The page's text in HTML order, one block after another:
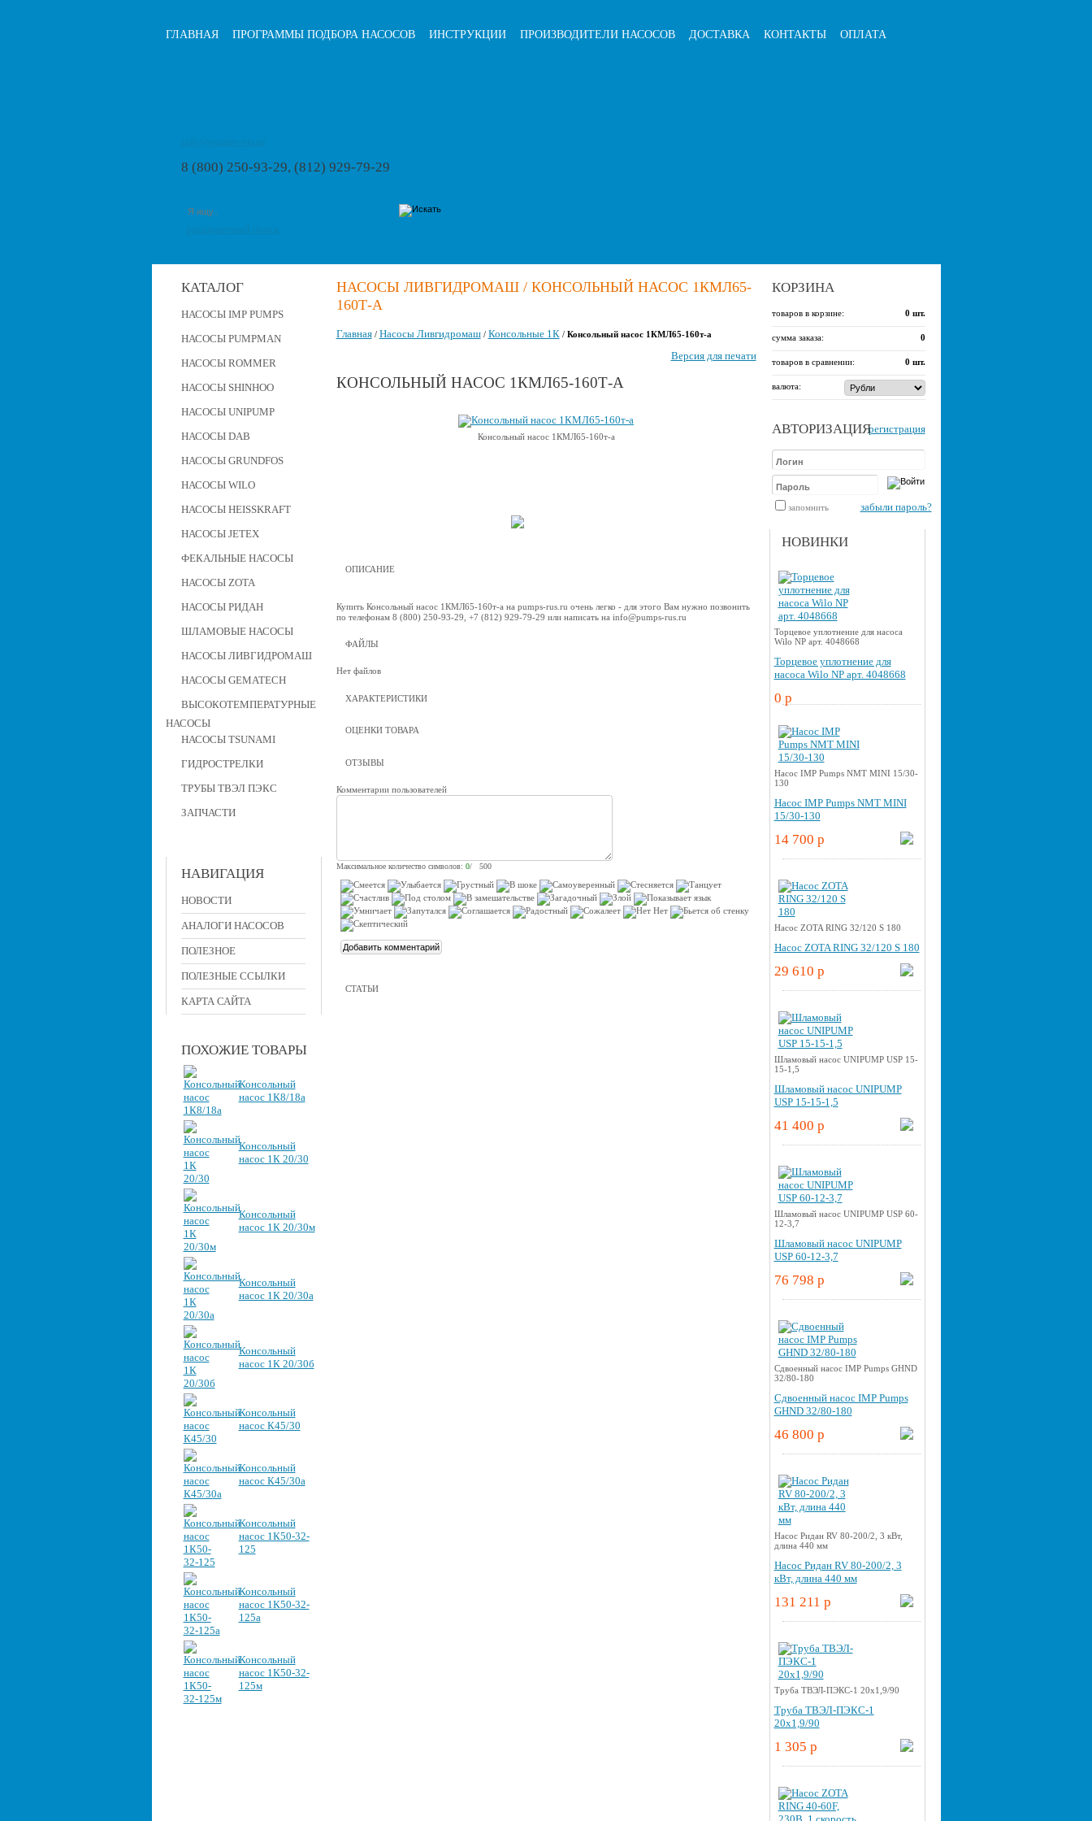
ГЛАВНАЯ ПРОГРАММЫ ПОДБОРА НАСОСОВ ИНСТРУКЦИИ ПРОИЗВОДИТЕЛИ НАСОСОВ ДОСТАВКА КОНТАКТЫ ОПЛАТА
8 (800) 250-93-29, (812) 929-79-29
КАТАЛОГ
НАСОСЫ IMP PUMPS
НАСОСЫ PUMPMAN
НАСОСЫ ROMMER
НАСОСЫ SHINHOO
НАСОСЫ UNIPUMP
НАСОСЫ DAB
НАСОСЫ GRUNDFOS
НАСОСЫ WILO
НАСОСЫ HEISSKRAFT
НАСОСЫ JETEX
ФЕКАЛЬНЫЕ НАСОСЫ
НАСОСЫ ZOTA
НАСОСЫ РИДАН
ШЛАМОВЫЕ НАСОСЫ
НАСОСЫ ЛИВГИДРОМАШ
НАСОСЫ GEMATECH
ВЫСОКОТЕМПЕРАТУРНЫЕ
НАСОСЫ
НАСОСЫ TSUNAMI
ГИДРОСТРЕЛКИ
ТРУБЫ ТВЭЛ ПЭКС
ЗАПЧАСТИ
НАВИГАЦИЯ
НОВОСТИ
АНАЛОГИ НАСОСОВ
ПОЛЕЗНОЕ
ПОЛЕЗНЫЕ ССЫЛКИ
КАРТА САЙТА
ПОХОЖИЕ ТОВАРЫ
Консольный
насос 1К8/18а
Консольный
насос 1К 20/30
Консольный
насос 1К 20/30м
Консольный
насос 1К 20/30а
Консольный
насос 1К 20/30б
Консольный
насос К45/30
Консольный
насос К45/30а
Консольный
насос 1К50-32-
125
Консольный
насос 1К50-32-
125а
Консольный
насос 1К50-32-
125м
КОРЗИНА
товаров в корзине: 0 шт.
сумма заказа: 0
товаров в сравнении: 0 шт.
валюта:
АВТОРИЗАЦИЯрегистрация
запомнить забыли пароль?
НОВИНКИ
Торцевое уплотнение для насоса
Wilo NP арт. 4048668
Торцевое уплотнение для
насоса Wilo NP арт. 4048668
0 p
Насос IMP Pumps NMT MINI 15/30-
130
Насос IMP Pumps NMT MINI
15/30-130
14 700 p
Насос ZOTA RING 32/120 S 180
Насос ZOTA RING 32/120 S 180
29 610 p
Шламовый насос UNIPUMP USP 15-
15-1,5
Шламовый насос UNIPUMP
USP 15-15-1,5
41 400 p
Шламовый насос UNIPUMP USP 60-
12-3,7
Шламовый насос UNIPUMP
USP 60-12-3,7
76 798 p
Cдвоенный насос IMP Pumps GHND
32/80-180
Cдвоенный насос IMP Pumps
GHND 32/80-180
46 800 p
Насос Ридан RV 80-200/2, 3 кВт,
длина 440 мм
Насос Ридан RV 80-200/2, 3
кВт, длина 440 мм
131 211 p
Труба ТВЭЛ-ПЭКС-1 20x1,9/90
Труба ТВЭЛ-ПЭКС-1
20x1,9/90
1 305 p
НАСОСЫ ЛИВГИДРОМАШ / КОНСОЛЬНЫЙ НАСОС 1КМЛ65-
160Т-А
Главная/ Насосы Ливгидромаш/ Консольные 1К/ Консольный насос 1КМЛ65-160т-а
Версия для печати
КОНСОЛЬНЫЙ НАСОС 1КМЛ65-160Т-А
Консольный насос 1КМЛ65-160т-а
ОПИСАНИЕ
Купить Консольный насос 1КМЛ65-160т-а на pumps-rus.ru очень легко - для этого Вам нужно позвонить
по телефонам 8 (800) 250-93-29, +7 (812) 929-79-29 или написать на info@pumps-rus.ru
ФАЙЛЫ
Нет файлов
ХАРАКТЕРИСТИКИ
ОЦЕНКИ ТОВАРА
ОТЗЫВЫ
Комментарии пользователей
Максимальное количество символов: 0/ 500
СТАТЬИ